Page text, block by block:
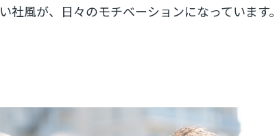
社風が、日々のモチベーションになっています。